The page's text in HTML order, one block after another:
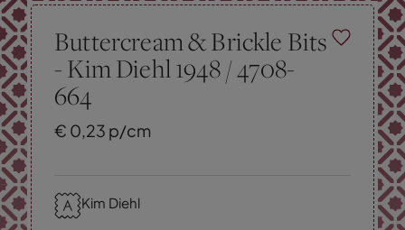
Buttercream & Brickle Bits
- Kim Diehl 1948 / 4708-
664
€ 0,23 p/cm
Kim Diehl